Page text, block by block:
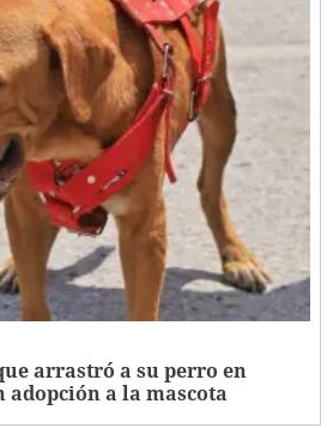
arrastró a su perro en
adopción a la mascota